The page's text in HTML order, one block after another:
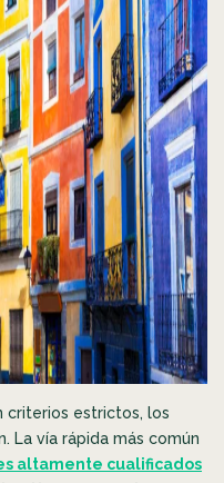
criterios estrictos, los
La vía rápida más común
altamente cualificados